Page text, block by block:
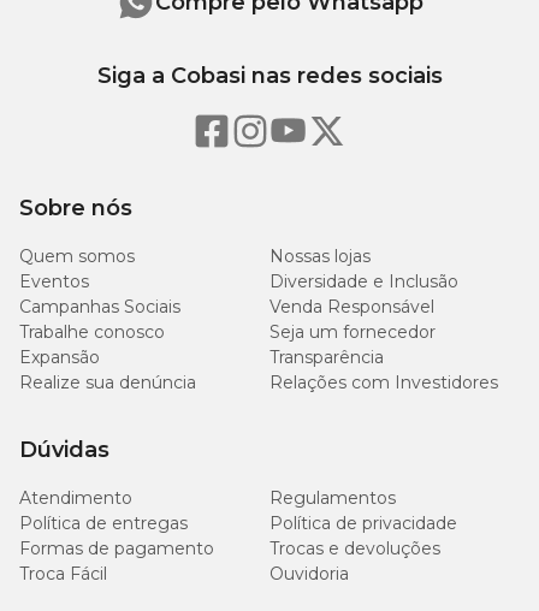
Sobre nós
Quem somos
Nossas lojas
Eventos
Diversidade e Inclusão
Campanhas Sociais
Venda Responsável
Trabalhe conosco
Seja um fornecedor
Expansão
Transparência
Realize sua denúncia
Relações com Investidores
Dúvidas
Atendimento
Regulamentos
Política de entregas
Política de privacidade
Formas de pagamento
Trocas e devoluções
Troca Fácil
Ouvidoria
Siga a Cobasi nas redes sociais